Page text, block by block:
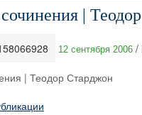
|
12 сентября 2006 /
| Теодор Старджон